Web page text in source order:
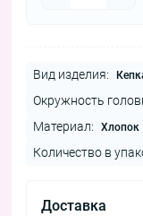
Вид изделия:
Окружность
Материал: Хлопок
Количество в
Доставка